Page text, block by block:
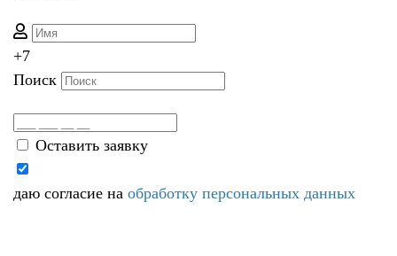
+7
Поиск
Оставить заявку
даю согласие на обработку персональных данных